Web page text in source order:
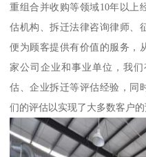
重组合并收购等领域10年以上
估机构、拆迁法律咨询律师、
便为顾客提供有价值的服务，
家公司企业和事业单位，我
估、企业拆迁等评估经验，同
们的评估以实现了大多数客户的